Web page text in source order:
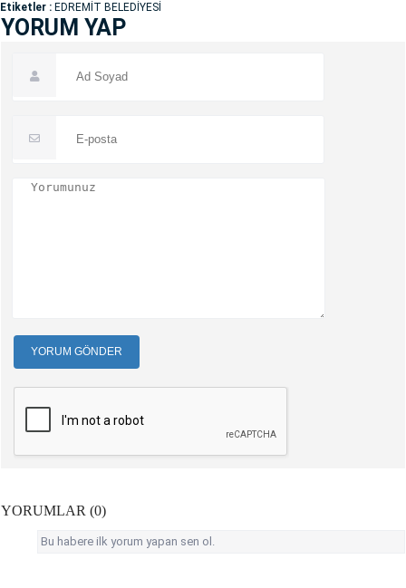
Etiketler : EDREMİT BELEDİYESİ
YORUM YAP
YORUM GÖNDER
YORUMLAR (0)
Bu habere ilk yorum yapan sen ol.